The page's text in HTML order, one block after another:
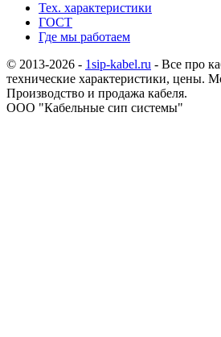
Тех. характеристики
ГОСТ
Где мы работаем
© 2013-2026 - 1sip-kabel.ru - Все про
технические характеристики, цены.
Производство и продажа кабеля.
ООО "Кабельные сип системы"